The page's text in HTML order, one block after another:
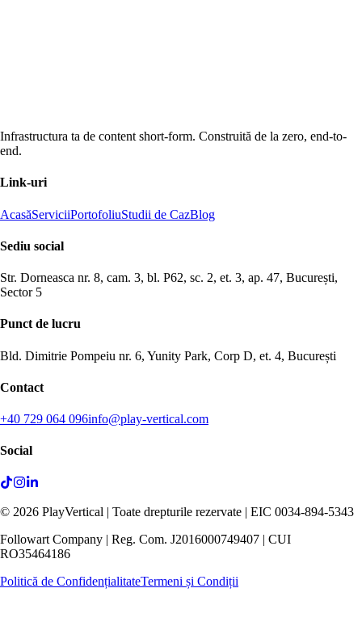
Infrastructura ta de content short-form. Construită de la zero, end-to-
end.
Link-uri
AcasăServiciiPortofoliuStudii de CazBlog
Sediu social
Str. Dorneasca nr. 8, cam. 3, bl. P62, sc. 2, et. 3, ap. 47, București,
Sector 5
Punct de lucru
Bld. Dimitrie Pompeiu nr. 6, Yunity Park, Corp D, et. 4, București
Contact
+40 729 064 096info@play-vertical.com
Social
© 2026 PlayVertical | Toate drepturile rezervate | EIC 0034-894-5343
Followart Company | Reg. Com. J2016000749407 | CUI
RO35464186
Politică de ConfidențialitateTermeni și Condiții